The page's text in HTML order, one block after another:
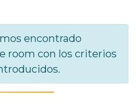
encontrado
room con los criterios